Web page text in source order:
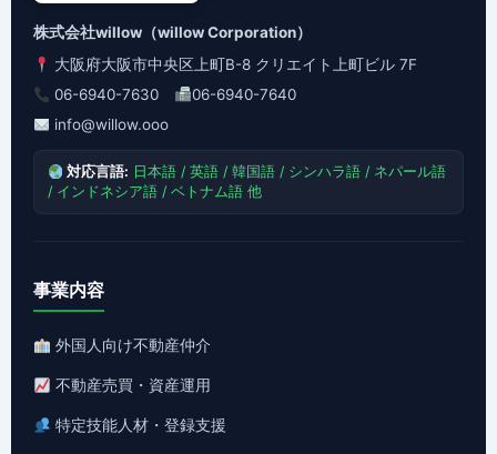
株式会社willow（willow Corporation）
大阪府大阪市中央区上町B-8 クリエイト上町ビル 7F
06-6940-7630
06-6940-7640
info@willow.ooo
対応言語: 日本語 / 英語 / 韓国語 / シンハラ語 / ネパール語
/ インドネシア語 / ベトナム語 他
事業内容
外国人向け不動産仲介
不動産売買・資産運用
特定技能人材・登録支援